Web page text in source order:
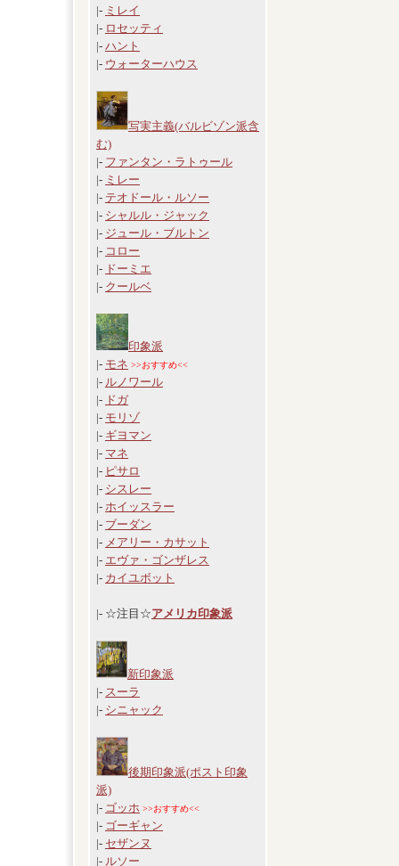
|- ミレイ
|- ロセッティ
|- ハント
|- ウォーターハウス
写実主義(バルビゾン派含
む)
|- ファンタン・ラトゥール
|- ミレー
|- テオドール・ルソー
|- シャルル・ジャック
|- ジュール・ブルトン
|- コロー
|- ドーミエ
|- クールベ
印象派
|- モネ >>おすすめ<<
|- ルノワール
|- ドガ
|- モリゾ
|- ギヨマン
|- マネ
|- ピサロ
|- シスレー
|- ホイッスラー
|- ブーダン
|- メアリー・カサット
|- エヴァ・ゴンザレス
|- カイユボット
|- ☆注目☆アメリカ印象派
新印象派
|- スーラ
|- シニャック
後期印象派(ポスト印象
派)
|- ゴッホ >>おすすめ<<
|- ゴーギャン
|- セザンヌ
|- ルソー